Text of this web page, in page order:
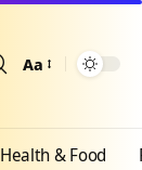
Aa
Health & Food